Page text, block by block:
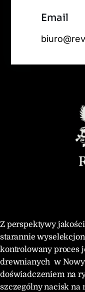
Email
Z perspektywy
starannie
kontrolowany proces
drewnianych w
doświadczeniem na
szczególny nacisk na